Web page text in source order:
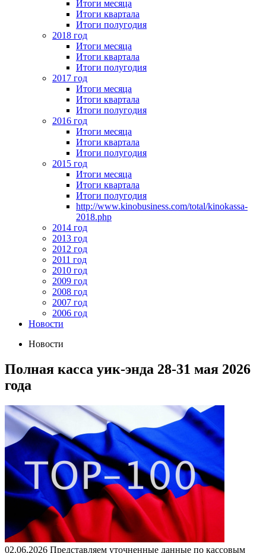
Итоги месяца
Итоги квартала
Итоги полугодия
2018 год
Итоги месяца
Итоги квартала
Итоги полугодия
2017 год
Итоги месяца
Итоги квартала
Итоги полугодия
2016 год
Итоги месяца
Итоги квартала
Итоги полугодия
2015 год
Итоги месяца
Итоги квартала
Итоги полугодия
http://www.kinobusiness.com/total/kinokassa-
2018.php
2014 год
2013 год
2012 год
2011 год
2010 год
2009 год
2008 год
2007 год
2006 год
Новости
Новости
Полная касса уик-энда 28-31 мая 2026
года
02.06.2026 Представляем уточненные данные по кассовым